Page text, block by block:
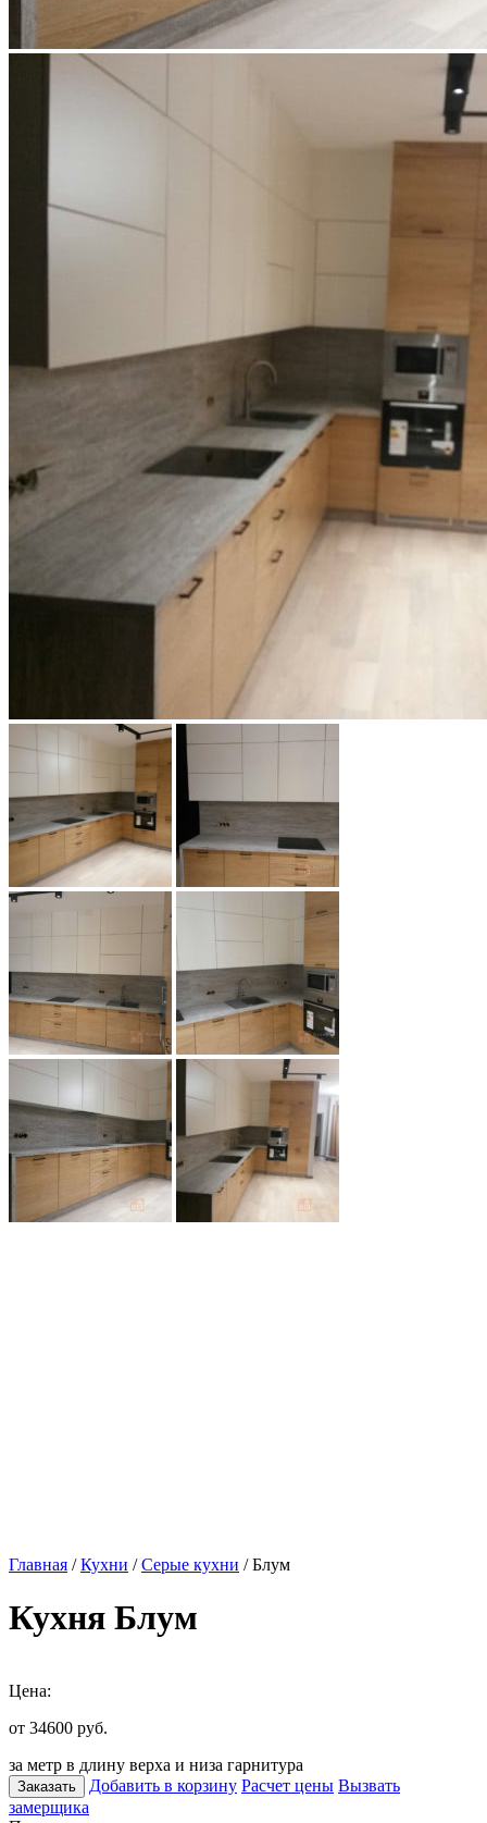
Главная /Кухни /Серые кухни / Блум
Кухня Блум
Цена:
от 34600 руб.
за метр в длину верха и низа гарнитура
Заказать Добавить в корзину Расчет цены Вызвать
замерщика